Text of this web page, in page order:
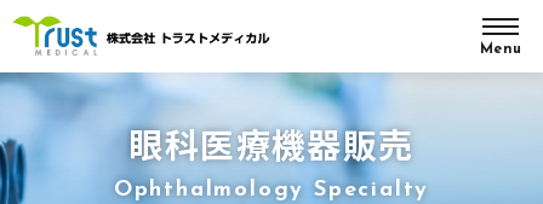
Menu
眼科医療機器販売
Ophthalmology Specialty